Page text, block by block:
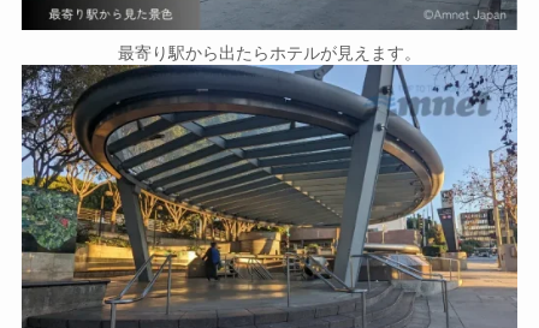
最寄り駅から出たらホテルが見えます。